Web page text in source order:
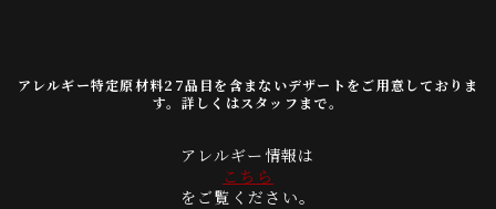
アレルギー特定原材料27品目を含まないデザートをご用意しておりま
す。詳しくはスタッフまで。
アレルギー情報は
こちら
をご覧ください。